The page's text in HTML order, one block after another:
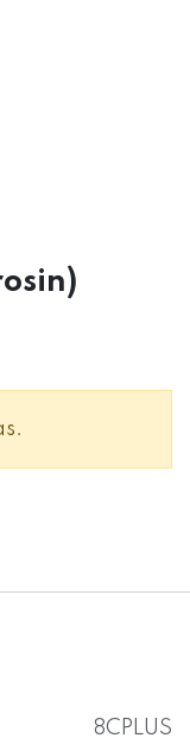
8CPLUS